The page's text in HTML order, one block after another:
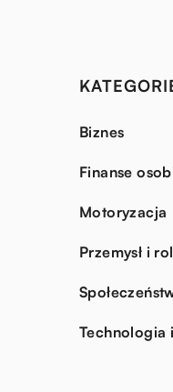
Biznes
Finanse
Motoryzacja
Przemysł i
Technologia